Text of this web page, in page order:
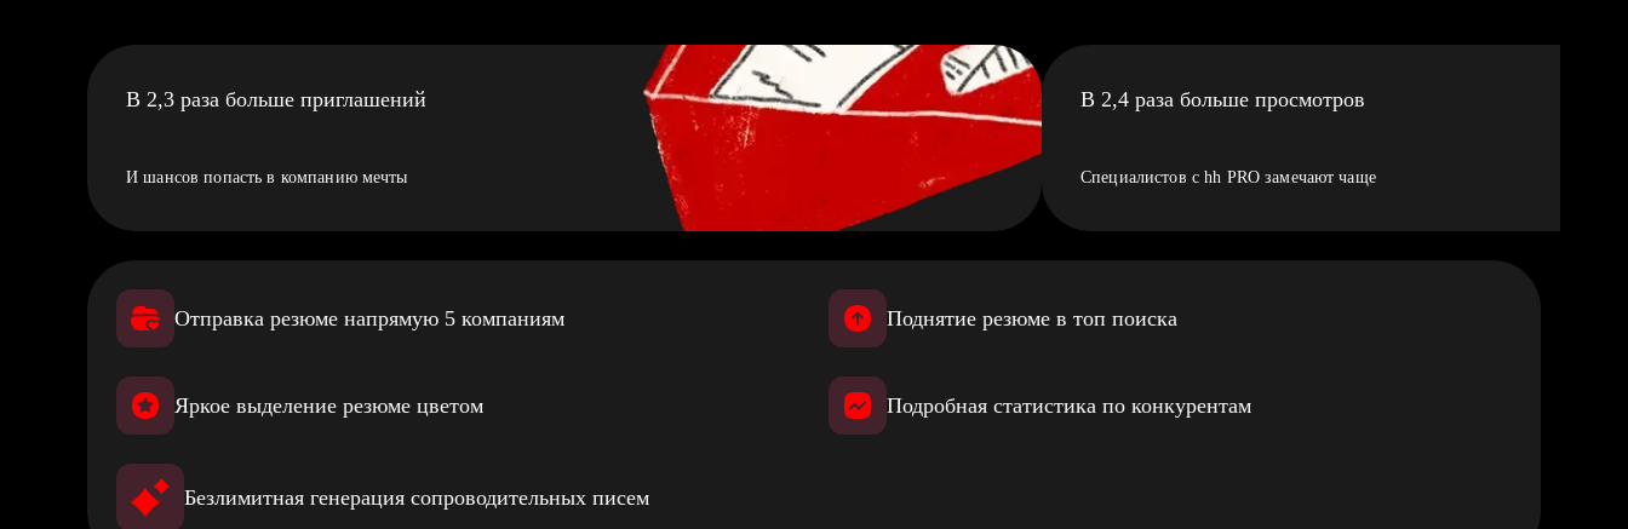
В 2,3 раза больше приглашений
И шансов попасть в компанию мечты
В 2,4 раза больше просмотров
Специалистов с hh PRO замечают чаще
Отправка резюме напрямую 5 компаниям Поднятие резюме в топ поиска
Яркое выделение резюме цветом Подробная статистика по конкурентам
Безлимитная генерация сопроводительных писем